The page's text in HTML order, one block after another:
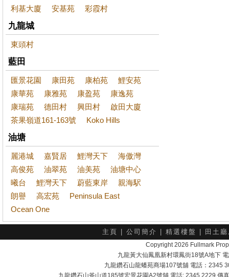
利基大廈 安基苑 彩霞村
九龍城
東頭村
藍田
匯景花園 康田苑 康柏苑
鯉安苑
康華苑
康雅苑 康盈苑
康逸苑
康瑞苑
德田村 興田村
啟田大廈
茶果嶺道161-163號
Koko Hills
油塘
麗港城 嘉賢居 鯉灣天下
海傲灣
高俊苑
油翠苑 油美苑
油塘中心
曦台
鯉灣天下 蔚藍東岸
親海駅
朗譽
高宏苑
Peninsula East
Ocean One
主頁 公司簡介 精選樓盤 田土
Copyright 2026 Fullmark
九龍黃大仙鳳凰新村環鳳街18號A地下
九龍鑽石山龍蟠苑商場107號舖 電話：2345
九龍鑽石山斧山道185號宏景花園A2號舖 電話: 2345 2229